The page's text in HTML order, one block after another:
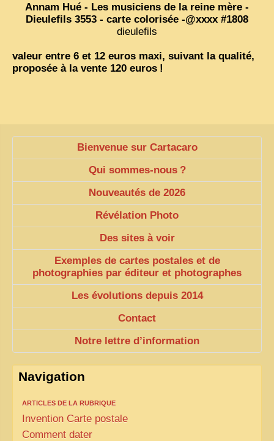
TRADITIONS ET MODERNITÉ
EN DIRECT
Annam Hué - Les musiciens de la reine mère -
Dieulefils 3553 - carte colorisée -@xxxx #1808
dieulefils
valeur entre 6 et 12 euros maxi, suivant la qualité,
proposée à la vente 120 euros !
Bienvenue sur Cartacaro
Qui sommes-nous ?
Nouveautés de 2026
Révélation Photo
Des sites à voir
Exemples de cartes postales et de
photographies par éditeur et photographes
Les évolutions depuis 2014
Contact
Notre lettre d’information
Navigation
ARTICLES DE LA RUBRIQUE
Invention Carte postale
Comment dater